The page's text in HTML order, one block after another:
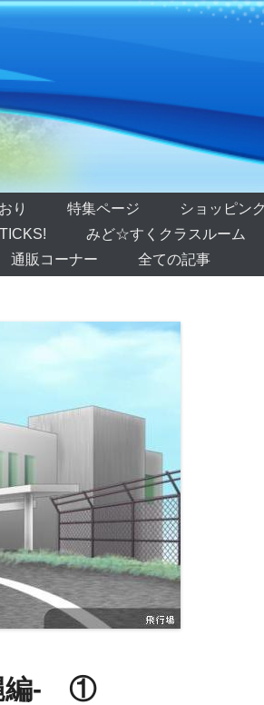
り 特集ページ ショッピン
みど☆すくクラスルーム
通販コーナー
全ての記事
編- ①